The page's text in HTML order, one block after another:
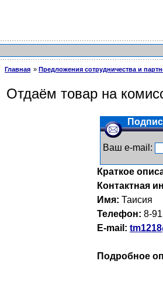
Главная Предложения сотрудничества и
Отдаём товар на
Ваш e-mail:
Краткое
Контактная
Имя: Таисия
Телефон: 8-
E-mail:
Подробное